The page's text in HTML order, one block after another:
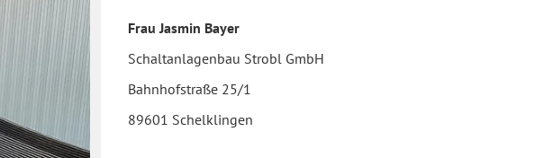
Frau Jasmin Bayer
Schaltanlagenbau Strobl GmbH
Bahnhofstraße 25/1
89601 Schelklingen